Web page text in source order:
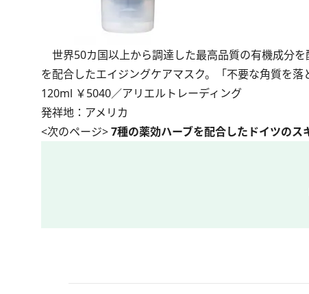
世界50カ国以上から調達した最高品質の有機成分
を配合したエイジングケアマスク。「不要な角質を落
120ml ￥5040／アリエルトレーディング
発祥地：アメリカ
<次のページ>7種の薬効ハーブを配合したドイツのス